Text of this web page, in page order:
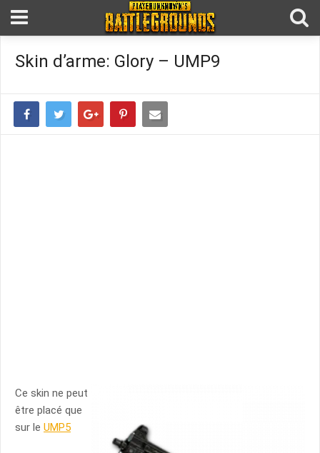
Skin d’arme: Glory – UMP9
Ce skin ne peut
être placé que
sur le UMP5